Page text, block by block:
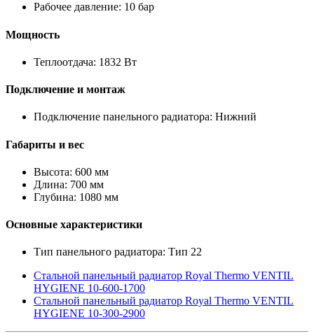
Рабочее давление: 10 бар
Мощность
Теплоотдача: 1832 Вт
Подключение и монтаж
Подключение панельного радиатора: Нижний
Габариты и вес
Высота: 600 мм
Длина: 700 мм
Глубина: 1080 мм
Основные характеристики
Тип панельного радиатора: Тип 22
Стальной панельный радиатор Royal Thermo VENTIL
HYGIENE 10-600-1700
Стальной панельный радиатор Royal Thermo VENTIL
HYGIENE 10-300-2900